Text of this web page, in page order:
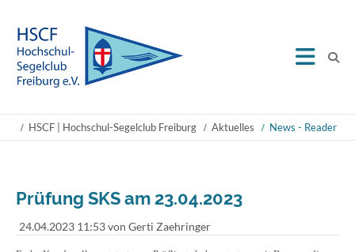
HSCF | Hochschul-Segelclub Freiburg Aktuelles News - Reader
Prüfung SKS am 23.04.2023
24.04.2023 11:53von Gerti Zaehringer